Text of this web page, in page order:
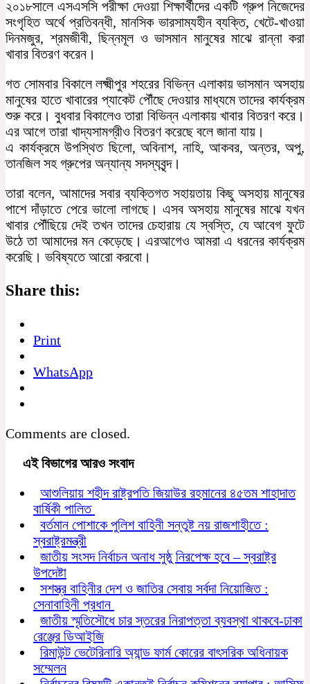
২০১৮সালে এসএসসি পরীক্ষা দেওয়া শিক্ষার্থীদের একটি গ্রুপ নিজেদের
সংগৃহিত অর্থে প্রতিবন্ধী, মানসিক ভারসাম্যহীন ব্যক্তি, খেটে-খাওয়া
দিনমজুর, শ্রমজীবী, ছিন্নমূল ও ভাসমান মানুষের মাঝে রান্না করা
খাবার বিতরণ করেন।
গত সোমবার বিকালে লক্ষ্মীপুর শহরের বিভিন্ন এলাকায় ভাসমান অসহায়
মানুষের হাতে খাবারের প্যাকেট পৌঁছে দেওয়ার মাধ্যমে তাদের কার্যক্রম
শুরু করে। বুধবার বিকালেও তারা বিভিন্ন এলাকায় খাবার বিতরণ করে।
এর আগে তারা খাদ্যসামগ্রীও বিতরণ করেছে বলে জানা যায়।
এ কার্যক্রমে উপস্থিত ছিলো, অবিনাশ, নাহি, আকবর, অন্তর, অপু,
তানজিল সহ গ্রুপের অন্যান্য সদস্যবৃন্দ।
তারা বলেন, আমাদের সবার ব্যক্তিগত সহায়তায় কিছু অসহায় মানুষের
পাশে দাঁড়াতে পেরে ভালো লাগছে। এসব অসহায় মানুষের মাঝে যখন
খাবার পৌঁছিয়ে দেই তখন তাদের চেহারায় যে স্বস্তি, যে আবেগ ফুটে
উঠে তা আমাদের মন কেড়েছে। এরআগেও আমরা এ ধরনের কার্যক্রম
করেছি। ভবিষ্যতে আরো করবো।
Share this:
Print
WhatsApp
Comments are closed.
এই বিভাগের আরও সংবাদ
আশুলিয়ায় শহীদ রাষ্ট্রপতি জিয়াউর রহমানের ৪৫তম শাহাদাত
বার্ষিকী পালিত
বর্তমান পোশাকে পুলিশ বাহিনী সন্তুষ্ট নয় রাজশাহীতে :
স্বরাষ্ট্রমন্ত্রী
জাতীয় সংসদ নির্বাচন অনাধ সুষ্ঠু নিরপেক্ষ হবে – স্বরাষ্ট্র
উপদেষ্টা
সশস্ত্র বাহিনীর দেশ ও জাতির সেবায় সর্বদা নিয়োজিত :
সেনাবাহিনী প্রধান
জাতীয় স্মৃতিসৌধে চার স্তরের নিরাপত্তা ব্যবস্থা থাকবে-ঢাকা
রেঞ্জের ডিআইজি
রিমাউন্ট ভেটেরিনারি অ্যান্ড ফার্ম কোরের বাৎসরিক অধিনায়ক
সম্মেলন